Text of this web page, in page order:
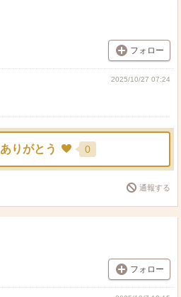
フォロー
2025/10/27 07:24
ありがとう 0
通報する
フォロー